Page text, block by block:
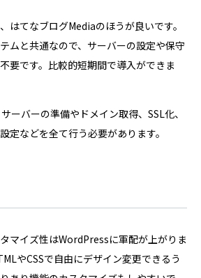
はてなブログMediaのほうが良いです。
ムと共通なので、サーバーの設定や保守
要です。比較的短期間で導入ができま
ーバーの準備やドメイン取得、SSL化、
定などを全て行う必要があります。
マイズ性はWordPressに軍配が上がりま
やCSSで自由にデザイン変更できるう